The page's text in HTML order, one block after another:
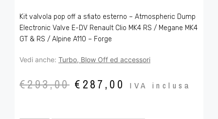
Kit valvola pop off a sfiato esterno – Atmospheric Dump
Electronic Valve E-DV Renault Clio MK4 RS / Megane MK4
GT & RS / Alpine A110 – Forge
Vedi anche: Turbo, Blow Off ed accessori
€293,00 € 287,00 IVA inclusa